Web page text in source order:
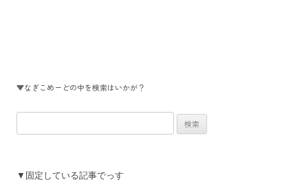
▼なぎこめーどの中を検索はいかが？
索:
▼固定している記事でっす